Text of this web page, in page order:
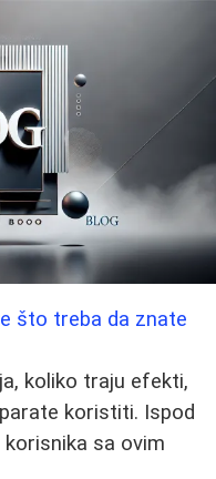
što treba da znate
koliko traju efekti,
koristiti. Ispod
sa ovim